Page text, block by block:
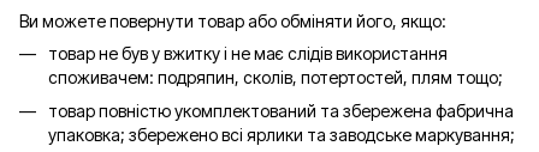
Ви можете повернути товар або обміняти його, якщо:
товар не був у вжитку і не має слідів використання
споживачем: подряпин, сколів, потертостей, плям тощо;
товар повністю укомплектований та збережена фабрична
упаковка; збережено всі ярлики та заводське маркування;